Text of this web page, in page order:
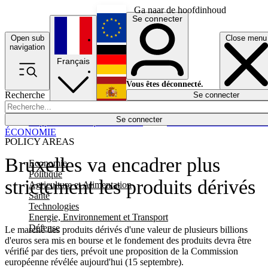
Ga naar de hoofdinhoud
Open sub
navigation
Close menu
Recherche
Se connecter
POLICY AREAS
Economie
Politique
Agriculture et Alimentation
Santé
Technologies
Energie, Environnement et Transport
Défense
Économie
Français
English
Deutsch
Español
Se connecter
Vous êtes déconnecté.
Se connecter
Bruxelles va encadrer plus
strictement les produits dérivés
Le marché des produits dérivés d'une valeur de plusieurs billions
d'euros sera mis en bourse et le fondement des produits devra être
vérifié par des tiers, prévoit une proposition de la Commission
européenne révélée aujourd'hui (15 septembre).
ÉCONOMIE